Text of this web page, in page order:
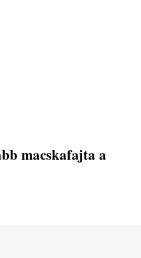
macskafajta a